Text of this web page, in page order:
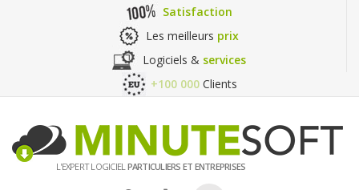
Satisfaction
Les meilleurs prix
Logiciels & services
+100 000 Clients
L'EXPERT LOGICIELPARTICULIERS ET ENTREPRISES